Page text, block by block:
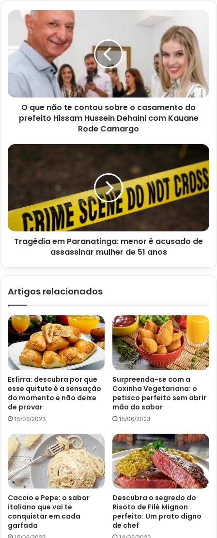
Como fazer frango caipira cremoso ao molho de abacaxi
Ingredientes para fazer
frango caipira cremoso com
molho de abacaxi:
1 galinha caipira cortada em pedaços;
1 cebola picada;
4 dentes de alho picados;
1 xícara de chá de água;
Sal e pimenta-do-reino a gosto;
1 lata de creme de leite;
1 abacaxi maduro cortado em cubos;
1 xícara de chá de açúcar mascavo;
1 xícara de chá de vinagre branco;
1 colher de chá de molho de pimenta.
Passo a passo de como fazer
frango caipira cremoso com
molho de abacaxi:
Pegue uma panela de pressão média e refogue a
cebola e o alho no óleo até ficarem dourados.
Em seguida, coloque o frango e deixe cozinhar por
cerca de 10 minutos.
Agora, cubra o frango com água, adicione sal e
pimenta-do-reino a gosto, e deixe cozinhar por mais
30 minutos ou até ficar macio.
Retire o frango da panela e reserve, ajustando o
O que não te contou sobre o casamento do
prefeito Hissam Hussein Dehaini com Kauane
Rode Camargo
Tragédia em Paranatinga: menor é acusado de
assassinar mulher de 51 anos
Artigos relacionados
Esfirra: descubra por que
esse quitute é a sensação
do momento e não deixe
de provar
15/06/2023
Surpreenda-se com a
Coxinha Vegetariana: o
petisco perfeito sem abrir
mão do sabor
15/06/2023
Caccio e Pepe: o sabor
italiano que vai te
conquistar em cada
garfada
Descubra o segredo do
Risoto de Filé Mignon
perfeito: Um prato digno
de chef